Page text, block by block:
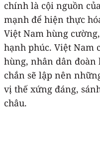
chính là cội nguồn
mạnh để hiện thực
Việt Nam hùng
hạnh phúc. Việt Nam
hùng, nhân dân đoàn
chắn sẽ lập nên
vị thế xứng đáng,
châu.